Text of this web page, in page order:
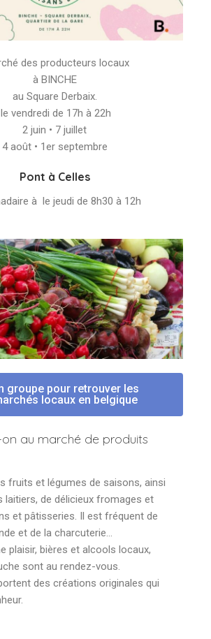
des producteurs locaux
à BINCHE
au Square Derbaix.
le vendredi de 17h à 22h
2 juin • 7 juillet
4 août • 1er septembre
Pont à Celles
à le jeudi de 8h30 à 12h
groupe pour retrouver les
locaux en belgique
au marché de produits
fruits et légumes de saisons, ainsi
laitiers, de délicieux fromages et
et pâtisseries. Il est fréquent de
et de la charcuterie…
plaisir, bières et alcools locaux,
sont au rendez-vous.
des créations originales qui